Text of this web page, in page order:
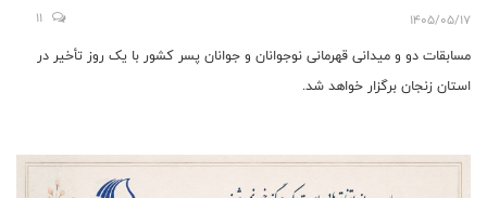
1405/05/17
11
مسابقات دو و میدانی قهرمانی نوجوانان و جوانان پسر کشور با یک روز تأخیر در
استان زنجان برگزار خواهد شد.